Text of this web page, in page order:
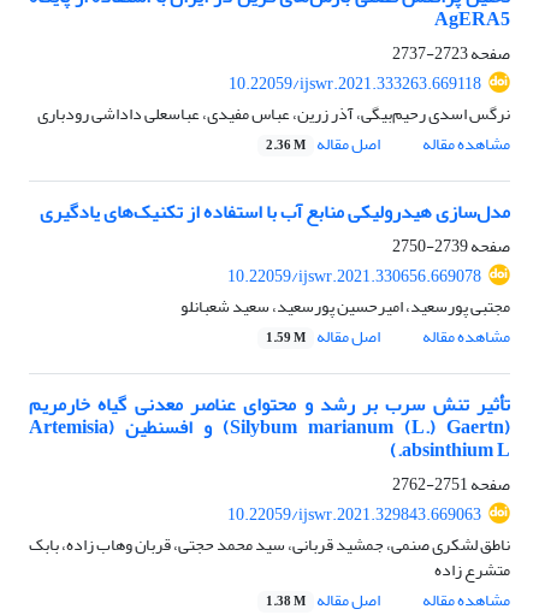
AgERA5
صفحه2723-2737
10.22059/ijswr.2021.333263.669118
نرگس اسدی رحیم‌بیگی، آذر زرین، عباس مفیدی، عباسعلی داداشی رودباری
مشاهده مقاله
اصل مقاله 2.36 M
مدل‌سازی هیدرولیکی منابع آب با استفاده از تکنیک‌های یادگیری
صفحه2739-2750
10.22059/ijswr.2021.330656.669078
مجتبی پورسعید، امیرحسین پورسعید، سعید شعبانلو
مشاهده مقاله
اصل مقاله 1.59 M
تأثیر تنش سرب بر رشد و محتوای عناصر معدنی گیاه خارمریم
(Silybum marianum (L.) Gaertn) و افسنطین (Artemisia
absinthium L.)
صفحه2751-2762
10.22059/ijswr.2021.329843.669063
ناطق لشکری صنمی، جمشید قربانی، سید محمد حجتی، قربان وهاب زاده، بابک
متشرع زاده
مشاهده مقاله
اصل مقاله 1.38 M